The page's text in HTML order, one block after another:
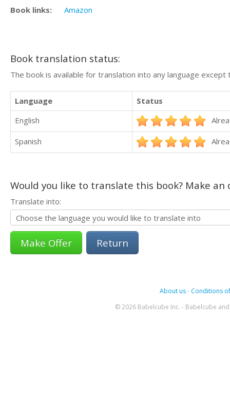
Book links: Amazon
Book translation status:
The book is available for translation into any language
Language
Status
English
Spanish
Would you like to translate this book? Make
Translate into:
Return
About us- Conditions
© 2026 Babelcube Inc. - Babelcube